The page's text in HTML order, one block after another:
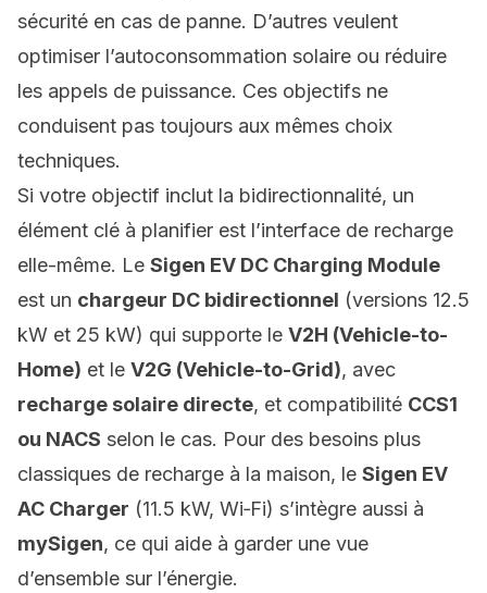
sécurité en cas de panne. D’autres veulent
optimiser l’autoconsommation solaire ou réduire
les appels de puissance. Ces objectifs ne
conduisent pas toujours aux mêmes choix
techniques.
Si votre objectif inclut la bidirectionnalité, un
élément clé à planifier est l’interface de recharge
elle-même. Le Sigen EV DC Charging Module
est un chargeur DC bidirectionnel (versions 12.5
kW et 25 kW) qui supporte le V2H (Vehicle-to-
Home) et le V2G (Vehicle-to-Grid), avec
recharge solaire directe, et compatibilité CCS1
ou NACS selon le cas. Pour des besoins plus
classiques de recharge à la maison, le Sigen EV
AC Charger (11.5 kW, Wi‑Fi) s’intègre aussi à
mySigen, ce qui aide à garder une vue
d’ensemble sur l’énergie.